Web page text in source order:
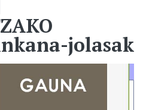
jolasak